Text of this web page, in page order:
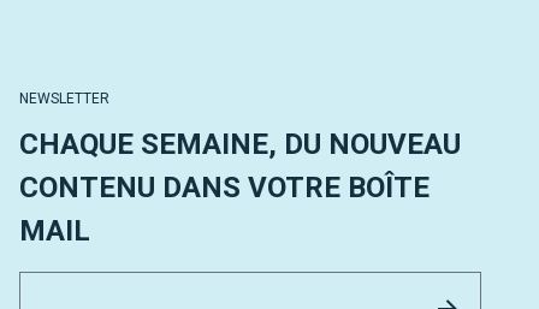
NEWSLETTER
CHAQUE SEMAINE, DU NOUVEAU
CONTENU DANS VOTRE BOÎTE
MAIL